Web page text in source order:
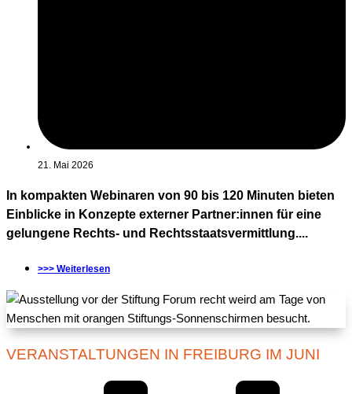
21. Mai 2026
In kompakten Webinaren von 90 bis 120 Minuten bieten
Einblicke in Konzepte externer Partner:innen für eine
gelungene Rechts- und Rechtsstaatsvermittlung....
>>> Weiterlesen
VERANSTALTUNGEN IN FREIBURG IM JUNI